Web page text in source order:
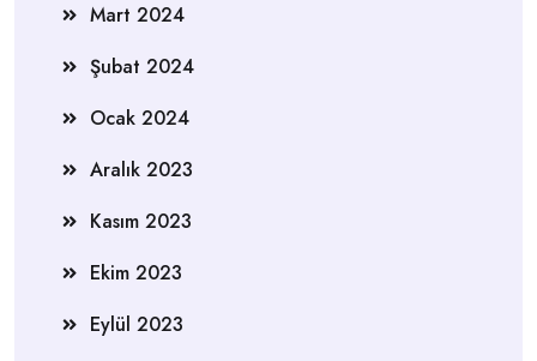
Mart 2024
Şubat 2024
Ocak 2024
Aralık 2023
Kasım 2023
Ekim 2023
Eylül 2023